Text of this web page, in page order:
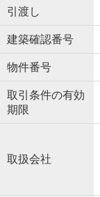
引渡し
建築確認番号
物件番号
取引条件の有効
期限
取扱会社